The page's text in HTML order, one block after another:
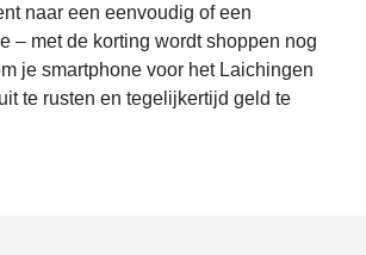
naar een eenvoudig of een
– met de korting wordt shoppen nog
je smartphone voor het Laichingen
te rusten en tegelijkertijd geld te